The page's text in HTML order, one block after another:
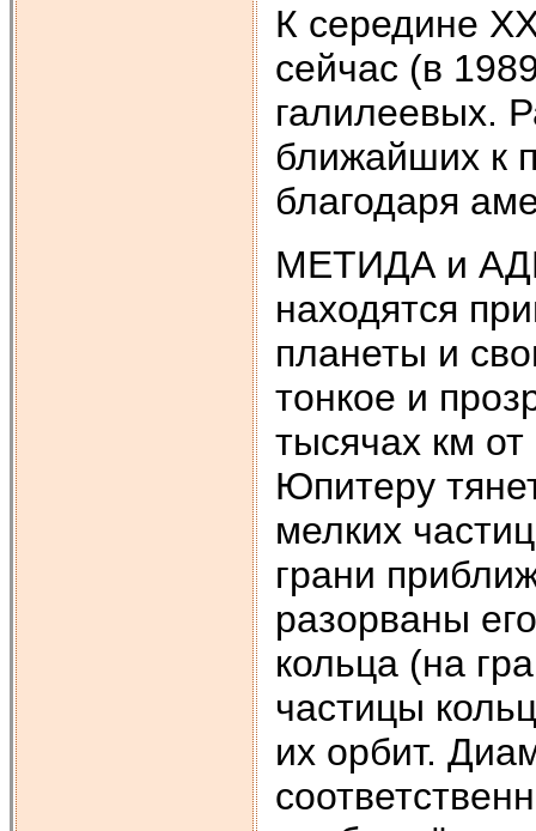
К середине
сейчас (в
галилеевых.
ближайших к
благодаря
МЕТИДА и
находятся
планеты и
тонкое и
тысячах км
Юпитеру
мелких
грани
разорваны
кольца (на
частицы
их орбит.